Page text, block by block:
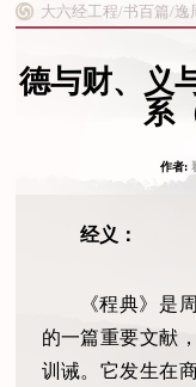
大六经工程/书百篇/逸
德与财、义
系
作者:
经义：
《程典》是
的一篇重要文献
训诫。它发生在